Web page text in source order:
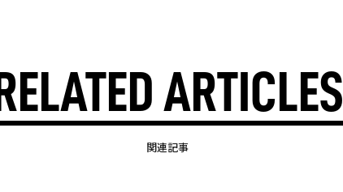
RELATED ARTICLES
関連記事